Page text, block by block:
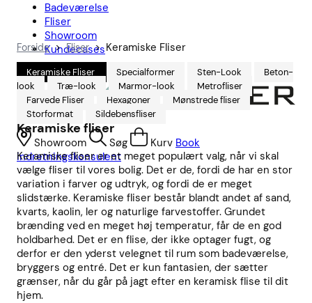
Badeværelse
Fliser
Showroom
Kundecases
Showroom Søg Kurv Book
indretningskonsulent
Forside > Fliser > Keramiske Fliser
Keramiske Fliser Specialformer Sten-Look
Beton-
look
Træ-look Marmor-look
Metrofliser
Farvede Fliser
Hexagoner
Mønstrede fliser
Storformat
Sildebensfliser
Keramiske fliser
Keramiske fliser er et meget populært valg, når vi skal
vælge fliser til vores bolig. Det er de, fordi de har en stor
variation i farver og udtryk, og fordi de er meget
slidstærke. Keramiske fliser består blandt andet af sand,
kvarts, kaolin, ler og naturlige farvestoffer. Grundet
brænding ved en meget høj temperatur, får de en god
holdbarhed. Det er en flise, der ikke optager fugt, og
derfor er den yderst velegnet til rum som badeværelse,
bryggers og entré. Det er kun fantasien, der sætter
grænser, når du går på jagt efter en keramisk flise til dit
hjem.